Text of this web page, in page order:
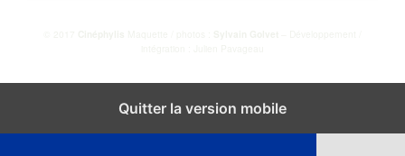
Quitter la version mobile
Fermer les réglages des cookies GDPR